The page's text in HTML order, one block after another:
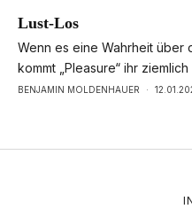
Lust-Los
Wenn es eine Wahrheit über
kommt „Pleasure“ ihr ziemlich
BENJAMIN MOLDENHAUER ·